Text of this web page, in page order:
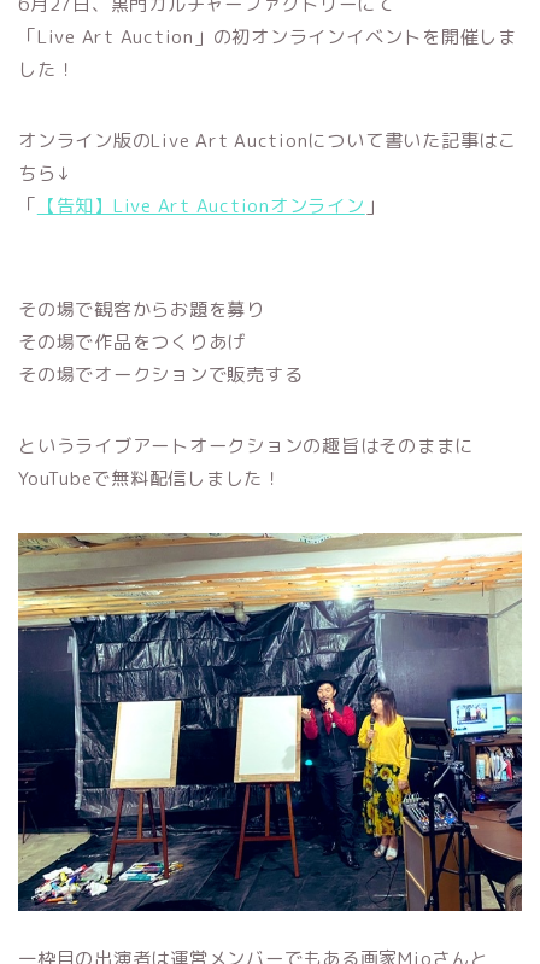
「Live Art Auction」の初オンラインイベントを開催しま
した！
オンライン版のLive Art Auctionについて書いた記事はこ
ちら↓
「 【告知】Live Art Auctionオンライン 」
その場で観客からお題を募り
その場で作品をつくりあげ
その場でオークションで販売する
というライブアートオークションの趣旨はそのままに
YouTubeで無料配信しました！
一枠目の出演者は運営メンバーでもある画家Mioさんと